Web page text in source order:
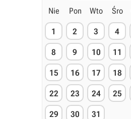
Nie Pon Wto Śro
1 2 3 4
8 9 10 11
15 16 17 18
22 23 24 25
29 30 31